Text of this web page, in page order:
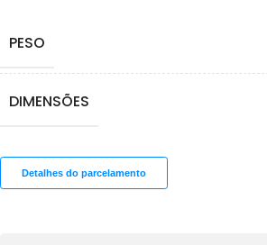
PESO
DIMENSÕES
Detalhes do parcelamento